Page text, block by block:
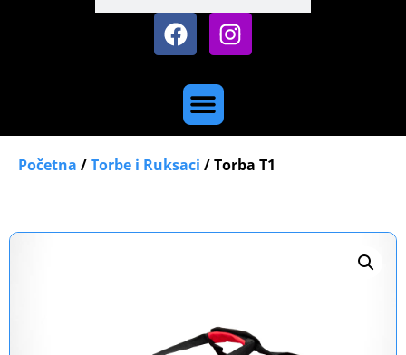
Početna /Torbe i Ruksaci / Torba T1